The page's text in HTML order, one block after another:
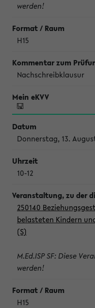
werden!
H15
Nachschreibklausur
Donnerstag, 13.
10-12
250140
belasteten Kindern
(S)
M.Ed.ISP SF: Diese
werden!
H15